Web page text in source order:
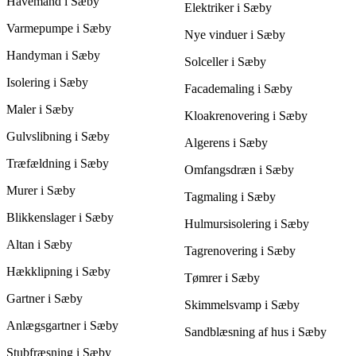
passer bedst til både dit budget og dine behov i Sæby, uden at
Varmepumpe i Sæby
Handyman i Sæby
Isolering i Sæby
Maler i Sæby
Gulvslibning i Sæby
Træfældning i Sæby
Murer i Sæby
Blikkenslager i Sæby
Altan i Sæby
Hækklipning i Sæby
Gartner i Sæby
Anlægsgartner i Sæby
Stubfræsning i Sæby
Elektriker i Sæby
Nye vinduer i Sæby
Solceller i Sæby
Facademaling i Sæby
Kloakrenovering i Sæby
Algerens i Sæby
Omfangsdræn i Sæby
Tagmaling i Sæby
Hulmursisolering i Sæby
Tagrenovering i Sæby
Tømrer i Sæby
Skimmelsvamp i Sæby
Sandblæsning af hus i Sæby